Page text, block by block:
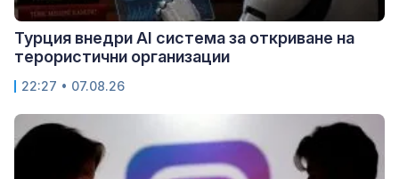
Турция внедри AI система за откриване на
терористични организации
22:27 • 07.08.26